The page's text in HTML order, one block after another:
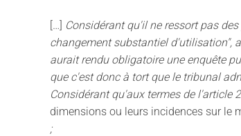
[…] Considérant qu'il ne ressort pas
changement substantiel d'utilisation",
aurait rendu obligatoire une enquête
que c'est donc à tort que le tribunal
Considérant qu'aux termes de l'article
dimensions ou leurs incidences sur le
;